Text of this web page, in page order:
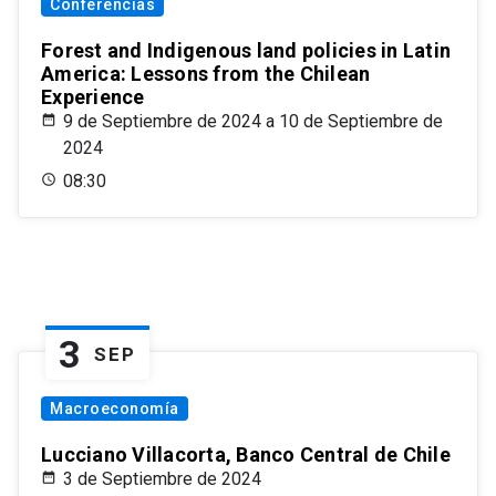
Conferencias
Forest and Indigenous land policies in Latin
America: Lessons from the Chilean
Experience
9 de Septiembre de 2024 a 10 de Septiembre de
2024
08:30
3 SEP
Macroeconomía
Lucciano Villacorta, Banco Central de Chile
3 de Septiembre de 2024